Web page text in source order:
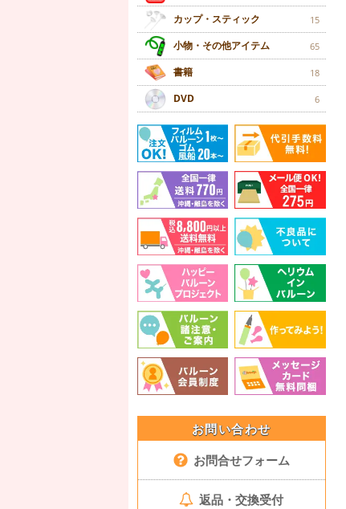
カップ・スティック 15
小物・その他アイテム 65
書籍 18
DVD 6
お問い合わせ
お問合せフォーム
返品・交換受付